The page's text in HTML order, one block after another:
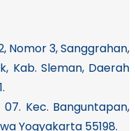
Nomor 3, Sanggrahan,
Kab. Sleman, Daerah
Kec. Banguntapan,
Yogyakarta 55198.